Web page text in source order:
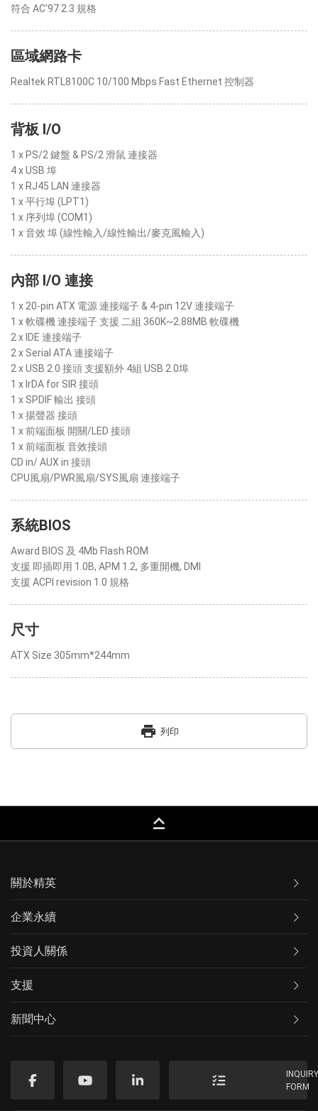
符合 AC'97 2.3 規格
區域網路卡
Realtek RTL8100C 10/100 Mbps Fast Ethernet 控制器
背板 I/O
1 x PS/2 鍵盤 & PS/2 滑鼠 連接器
4 x USB 埠
1 x RJ45 LAN 連接器
1 x 平行埠 (LPT1)
1 x 序列埠 (COM1)
1 x 音效 埠 (線性輸入/線性輸出/麥克風輸入)
內部 I/O 連接
1 x 20-pin ATX 電源 連接端子 & 4-pin 12V 連接端子
1 x 軟碟機 連接端子 支援 二組 360K~2.88MB 軟碟機
2 x IDE 連接端子
2 x Serial ATA 連接端子
2 x USB 2.0 接頭 支援額外 4組 USB 2.0埠
1 x IrDA for SIR 接頭
1 x SPDIF 輸出 接頭
1 x 揚聲器 接頭
1 x 前端面板 開關/LED 接頭
1 x 前端面板 音效接頭
CD in/ AUX in 接頭
CPU風扇/PWR風扇/SYS風扇 連接端子
系統BIOS
Award BIOS 及 4Mb Flash ROM
支援 即插即用 1.0B, APM 1.2, 多重開機, DMI
支援 ACPI revision 1.0 規格
尺寸
ATX Size 305mm*244mm
print 列印
keyboard_capslock
關於精英
企業永續
投資人關係
支援
新聞中心
FORM